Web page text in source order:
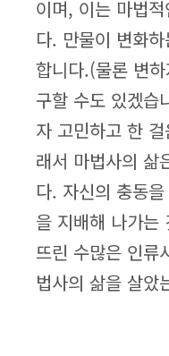
이며, 이는 마법
다. 만물이 변화
합니다.(물론 변
구할 수도 있겠습
자 고민하고 한
래서 마법사의 삶
다. 자신의 충동
을 지배해 나가는
뜨린 수많은 인류
법사의 삶을 살았